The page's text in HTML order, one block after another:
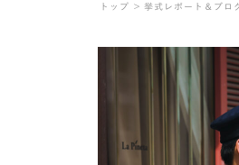
トップ ＞ 挙式レポート＆ブロ